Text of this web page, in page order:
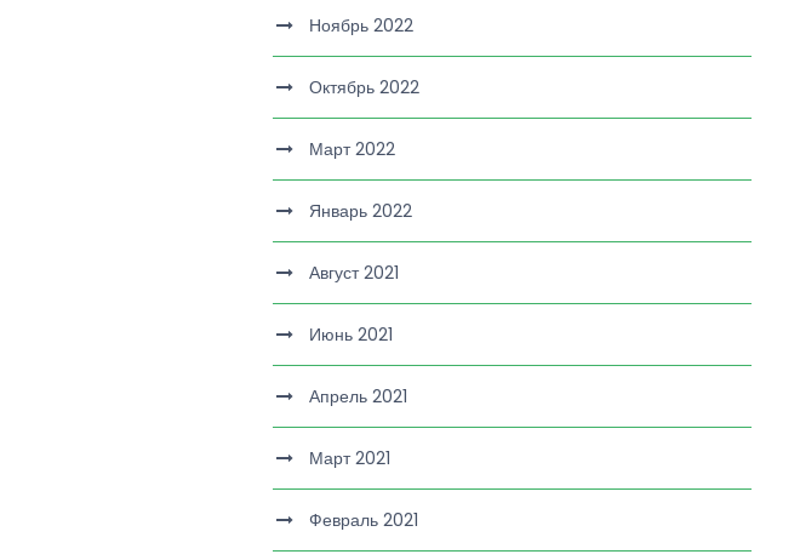
Ноябрь 2022
Октябрь 2022
Март 2022
Январь 2022
Август 2021
Июнь 2021
Апрель 2021
Март 2021
Февраль 2021